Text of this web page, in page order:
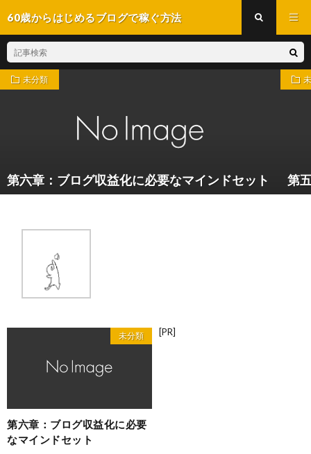
60歳からはじめるブログで稼ぐ方法
未分類
第六章：ブログ収益化に必要なマインドセット 第
未分類
第六章：ブログ収益化に必要
なマインドセット
[PR]